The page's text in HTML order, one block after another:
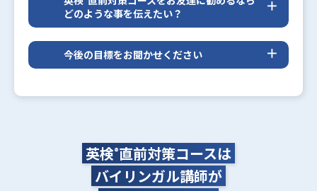
また参考になる資料も教えてくれて助かりました。
どのような事を伝えたい？
章が読めません・・・。
少し内容が難しいので、諦めずに一緒に勉強しまし
今後の目標をお聞かせください
英検®直前対策コースは
バイリンガル講師が